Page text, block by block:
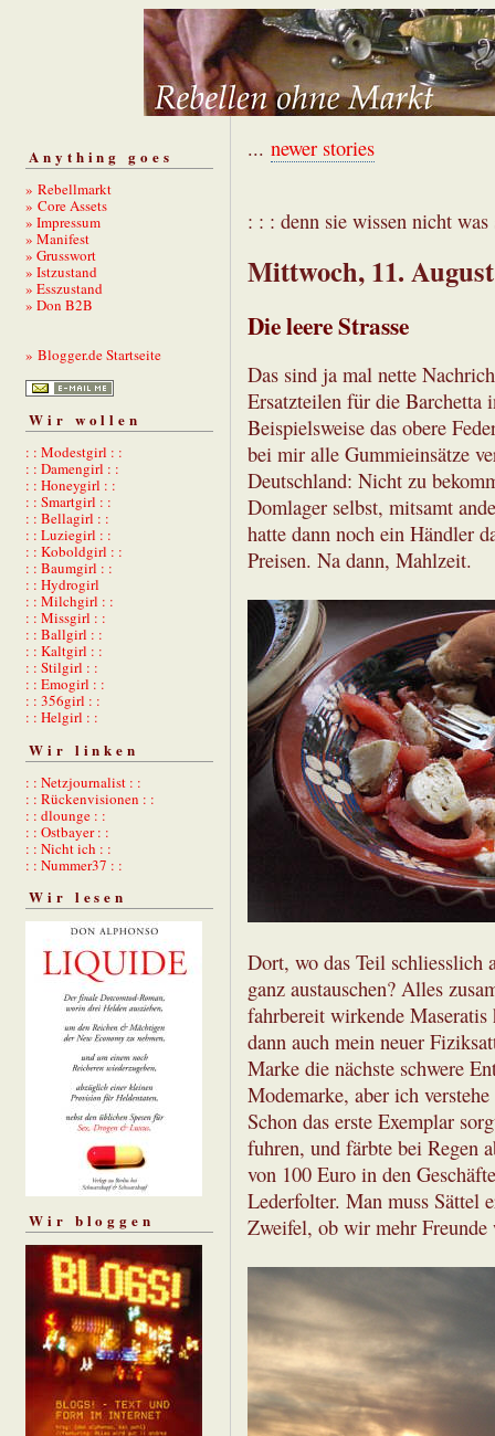
Anything goes
» Rebellmarkt
» Core Assets
» Impressum
» Manifest
» Grusswort
» Istzustand
» Esszustand
» Don B2B
» Blogger.de Startseite
Wir wollen
: : Modestgirl : :
: : Damengirl : :
: : Honeygirl : :
: : Smartgirl : :
: : Bellagirl : :
: : Luziegirl : :
: : Koboldgirl : :
: : Baumgirl : :
: : Hydrogirl
: : Milchgirl : :
: : Missgirl : :
: : Ballgirl : :
: : Kaltgirl : :
: : Stilgirl : :
: : Emogirl : :
: : 356girl : :
: : Helgirl : :
Wir linken
: : Netzjournalist : :
: : Rückenvisionen : :
: : dlounge : :
: : Ostbayer : :
: : Nicht ich : :
: : Nummer37 : :
Wir lesen
Wir bloggen
... newer stories
: : : denn sie wissen nicht
Mittwoch, 11.
Die leere Strasse
Das sind ja mal nette
Ersatzteilen für die Barchetta
Beispielsweise das obere
bei mir alle Gummieinsätze
Deutschland: Nicht zu
Domlager selbst, mitsamt
hatte dann noch ein Händler
Preisen. Na dann, Mahlzeit.
Dort, wo das Teil schliesslich
ganz austauschen? Alles
fahrbereit wirkende
dann auch mein neuer
Marke die nächste schwere
Modemarke, aber ich
Schon das erste Exemplar
fuhren, und färbte bei Regen
von 100 Euro in den
Lederfolter. Man muss Sättel
Zweifel, ob wir mehr